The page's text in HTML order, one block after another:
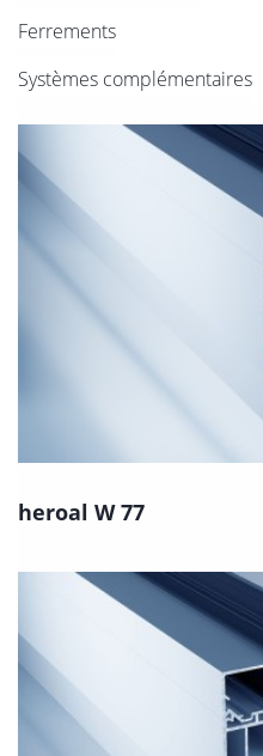
Ferrements
Systèmes complémentaires
heroal W 77